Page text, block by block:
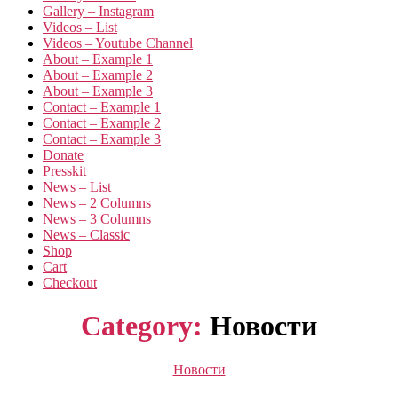
Gallery – Instagram
Videos – List
Videos – Youtube Channel
About – Example 1
About – Example 2
About – Example 3
Contact – Example 1
Contact – Example 2
Contact – Example 3
Donate
Presskit
News – List
News – 2 Columns
News – 3 Columns
News – Classic
Shop
Cart
Checkout
Category: Новости
Categories
Новости